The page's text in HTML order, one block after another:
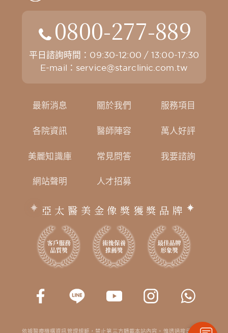
0800-277-889
平日諮詢時間：09:30-12:00 / 13:00-17:30
E-mail： service@starclinic.com.tw
最新消息 關於我們 服務項目
各院資訊 醫師陣容 萬人好評
美麗知識庫 常見問答 我要諮詢
網站聲明 人才招募
亞太醫美金像獎獲獎品牌
依據醫療機構資訊管理規範，禁止第三方轉載本站內容。惟透過搜尋